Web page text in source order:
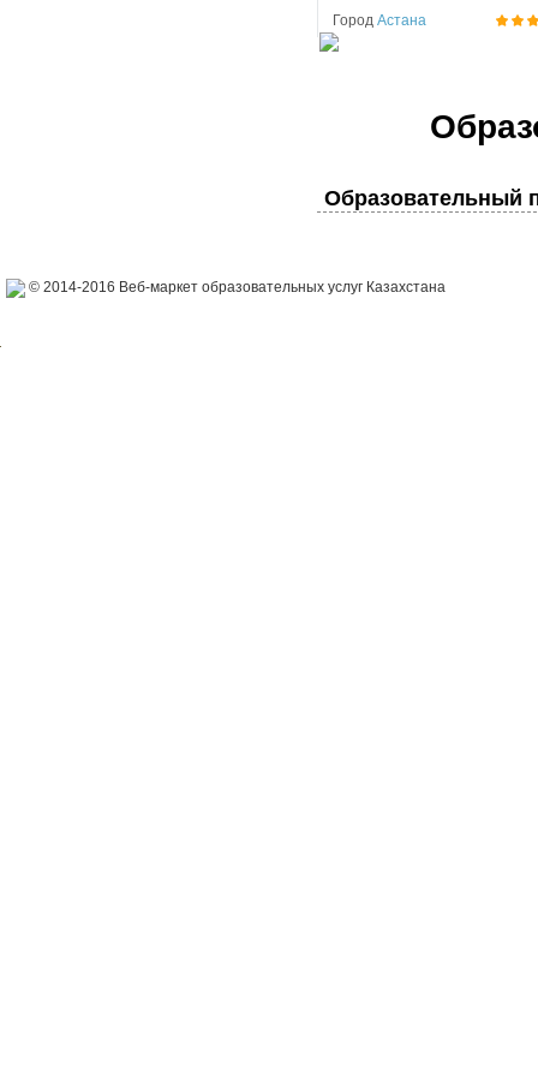
Город Астана
Образовательный
© 2014-2016 Веб-маркет образовательных услуг Казахстана